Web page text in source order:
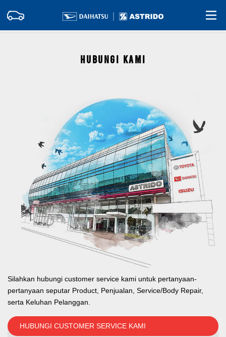
HUBUNGI KAMI
Silahkan hubungi customer service kami untuk pertanyaan-
pertanyaan seputar Product, Penjualan, Service/Body Repair,
serta Keluhan Pelanggan.
HUBUNGI CUSTOMER SERVICE KAMI